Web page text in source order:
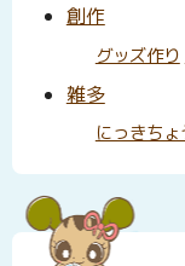
創作
グッズ作り
雑多
にっきちょ